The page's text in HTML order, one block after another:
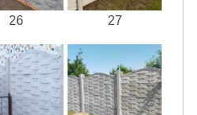
26 27